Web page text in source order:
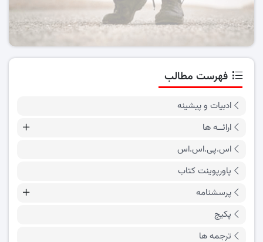
فهرست مطالب
ادبیات و پیشینه
ارائــه ها
اس.پی.اس.اس
پاورپوینت کتاب
پرسشنامه
پکیج
ترجمه ها